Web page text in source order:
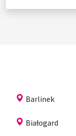
Barlinek
Białogard